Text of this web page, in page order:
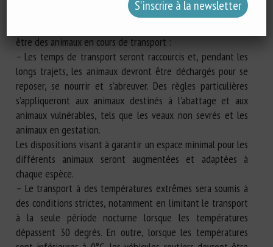
bien-être animal. La proposition d’aujourd’hui se concentre
être des animaux en cours de transport :
– Les temps de transport seront raccourcis et, pendant les
longs trajets, les animaux devront être déchargés pour se
reposer, se nourrir et s’abreuver. Des règles particulières
s’appliqueront aux animaux destinés à l’abattage et aux
animaux vulnérables, tels que les veaux non sevrés et les
animaux en gestation.
Les dispositions visant à garantir un espace minimal pour les
différents animaux seront augmentées et adaptées à
chaque espèce.
– Le transport à des températures extrêmes sera soumis à
des conditions strictes, notamment en limitant le transport
à la seule période nocturne lorsque les températures
dépassent 30 degrés. En outre, lorsque les températures